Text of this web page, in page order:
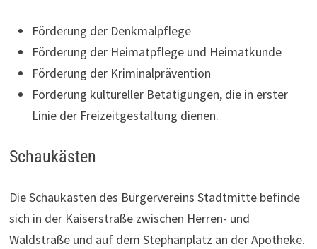
Förderung der Denkmalpflege
Förderung der Heimatpflege und Heimatkunde
Förderung der Kriminalprävention
Förderung kultureller Betätigungen, die in erster
Linie der Freizeitgestaltung dienen.
Schaukästen
Die Schaukästen des Bürgervereins Stadtmitte befinde
sich in der Kaiserstraße zwischen Herren- und
Waldstraße und auf dem Stephanplatz an der Apotheke.